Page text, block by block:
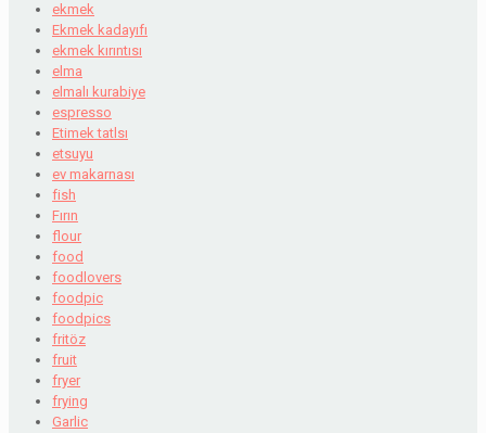
ekmek
Ekmek kadayıfı
ekmek kırıntısı
elma
elmalı kurabiye
espresso
Etimek tatlsı
etsuyu
ev makarnası
fish
Fırın
flour
food
foodlovers
foodpic
foodpics
fritöz
fruit
fryer
frying
Garlic